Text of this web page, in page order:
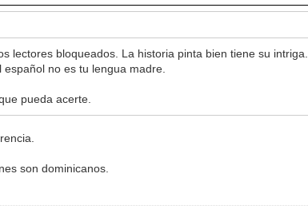
lectores bloqueados. La historia pinta bien tiene su
no es tu lengua madre.
pueda acerte.
son dominicanos.